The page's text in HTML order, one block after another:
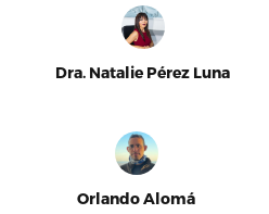
Dra. Natalie Pérez Luna
Orlando Alomá